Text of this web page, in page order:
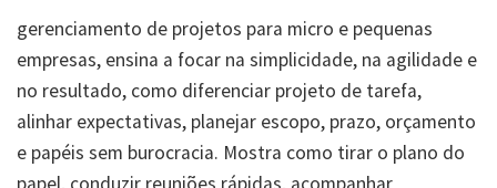
gerenciamento de projetos para micro e pequenas
empresas, ensina a focar na simplicidade, na agilidade e
no resultado, como diferenciar projeto de tarefa,
alinhar expectativas, planejar escopo, prazo, orçamento
e papéis sem burocracia. Mostra como tirar o plano do
papel, conduzir reuniões rápidas, acompanhar